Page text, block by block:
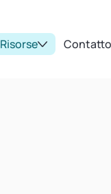
Risorse Contatto